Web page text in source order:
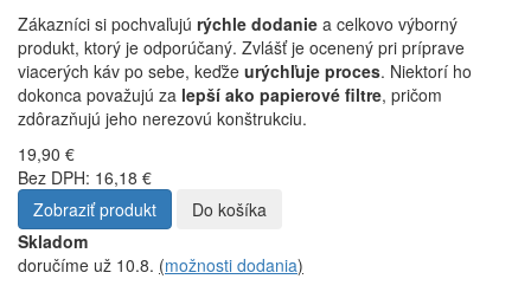
Zákazníci si pochvaľujú rýchle dodanie a celkovo výborný
produkt, ktorý je odporúčaný. Zvlášť je ocenený pri príprave
viacerých káv po sebe, keďže urýchľuje proces. Niektorí ho
dokonca považujú za lepší ako papierové filtre, pričom
zdôrazňujú jeho nerezovú konštrukciu.
19,90 €
Bez DPH: 16,18 €
Zobraziť produkt
Do košíka
Skladom
doručíme už 10.8. (možnosti dodania)